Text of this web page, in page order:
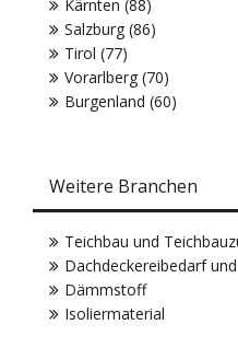
Kärnten (88)
Salzburg (86)
Tirol (77)
Vorarlberg (70)
Burgenland (60)
Weitere Branchen
Teichbau und
Dachdeckereibedarf und
Dämmstoff
Isoliermaterial